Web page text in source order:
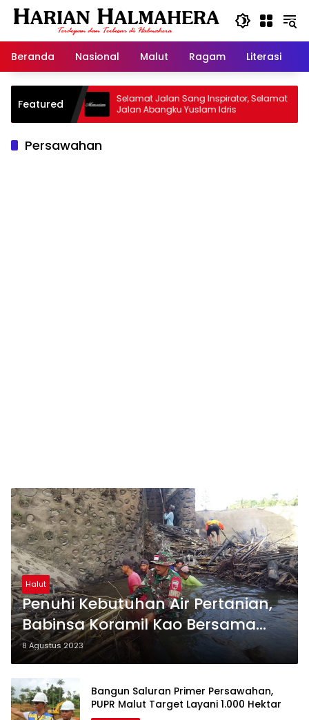
Langsung
Beranda
Nasional Malut Ragam Literasi
Featured
Selamat Jalan Sang Inspirator, Selamat
Jalan Abangku Yuslam Idris
Persawahan
Halut
Penuhi Kebutuhan Air Pertanian,
Babinsa Koramil Kao Bersama
Warga Bersihkan Bendungan
8 Agustus 2023
Bangun Saluran Primer Persawahan,
PUPR Malut Target Layani 1.000 Hektar